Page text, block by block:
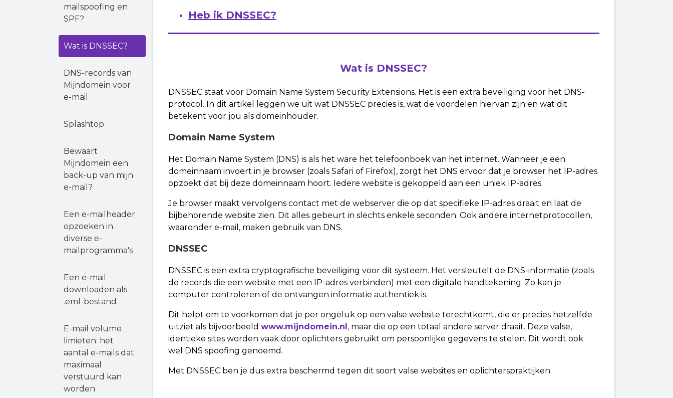
mailspoofing en
SPF?
Wat is DNSSEC?
DNS-records van
Mijndomein voor
e-mail
Splashtop
Bewaart
Mijndomein een
back-up van mijn
e-mail?
Een e-mailheader
opzoeken in
diverse e-
mailprogramma's
Een e-mail
downloaden als
.eml-bestand
E-mail volume
limieten: het
aantal e-mails dat
maximaal
verstuurd kan
worden
Heb ik DNSSEC?
Wat is DNSSEC?
DNSSEC staat voor Domain Name System Security Extensions. Het is een extra beveiliging voor het DNS-
protocol. In dit artikel leggen we uit wat DNSSEC precies is, wat de voordelen hiervan zijn en wat dit
betekent voor jou als domeinhouder.
Domain Name System
Het Domain Name System (DNS) is als het ware het telefoonboek van het internet. Wanneer je een
domeinnaam invoert in je browser (zoals Safari of Firefox), zorgt het DNS ervoor dat je browser het IP-adres
opzoekt dat bij deze domeinnaam hoort. Iedere website is gekoppeld aan een uniek IP-adres.
Je browser maakt vervolgens contact met de webserver die op dat specifieke IP-adres draait en laat de
bijbehorende website zien. Dit alles gebeurt in slechts enkele seconden. Ook andere internetprotocollen,
waaronder e-mail, maken gebruik van DNS.
DNSSEC
DNSSEC is een extra cryptografische beveiliging voor dit systeem. Het versleutelt de DNS-informatie (zoals
de records die een website met een IP-adres verbinden) met een digitale handtekening. Zo kan je
computer controleren of de ontvangen informatie authentiek is.
Dit helpt om te voorkomen dat je per ongeluk op een valse website terechtkomt, die er precies hetzelfde
uitziet als bijvoorbeeld www.mijndomein.nl,maar die op een totaal andere server draait. Deze valse,
identieke sites worden vaak door oplichters gebruikt om persoonlijke gegevens te stelen. Dit wordt ook
wel DNS spoofing genoemd.
Met DNSSEC ben je dus extra beschermd tegen dit soort valse websites en oplichterspraktijken.